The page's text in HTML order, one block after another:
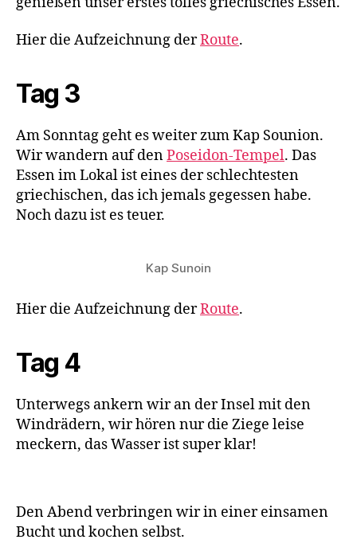
Hier die Aufzeichnung derRoute.
Tag 3
Am Sonntag geht es weiter zum Kap Sounion.
Wir wandern auf denPoseidon-Tempel. Das
Essen im Lokal ist eines der schlechtesten
griechischen, das ich jemals gegessen habe.
Noch dazu ist es teuer.
Kap Sunoin
Hier die Aufzeichnung derRoute.
Tag 4
Unterwegs ankern wir an der Insel mit den
Windrädern, wir hören nur die Ziege leise
meckern, das Wasser ist super klar!
Den Abend verbringen wir in einer einsamen
Bucht und kochen selbst.